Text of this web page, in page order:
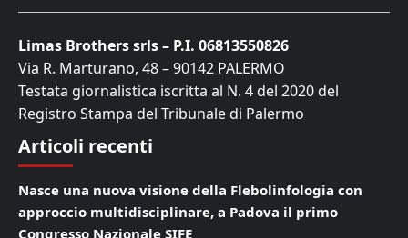
Limas Brothers srls – P.I. 06813550826
Via R. Marturano, 48 – 90142 PALERMO
Testata giornalistica iscritta al N. 4 del 2020 del
Registro Stampa del Tribunale di Palermo
Articoli recenti
Nasce una nuova visione della Flebolinfologia con
approccio multidisciplinare, a Padova il primo
Congresso Nazionale SIFE